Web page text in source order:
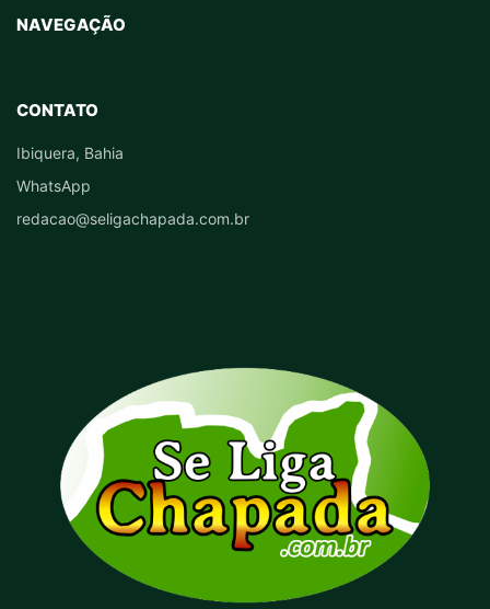
NAVEGAÇÃO
CONTATO
Ibiquera, Bahia
WhatsApp
redacao@seligachapada.com.br